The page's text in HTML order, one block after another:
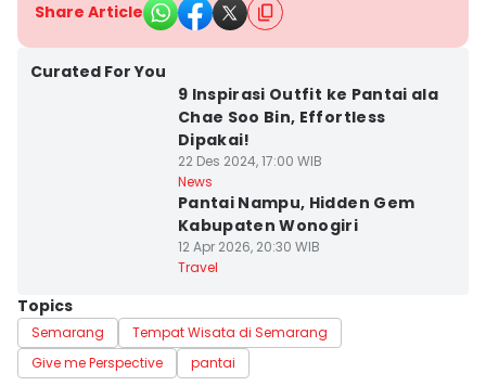
Share Article
Curated For You
9 Inspirasi Outfit ke Pantai ala
Chae Soo Bin, Effortless
Dipakai!
22 Des 2024, 17:00 WIB
News
Pantai Nampu, Hidden Gem
Kabupaten Wonogiri
12 Apr 2026, 20:30 WIB
Travel
Topics
Semarang
Tempat Wisata di Semarang
Give me Perspective
pantai